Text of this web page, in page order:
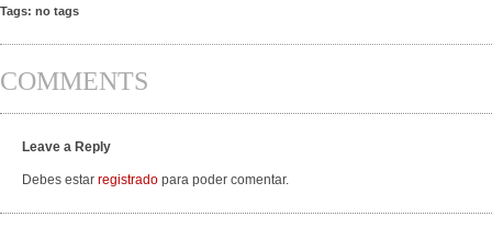
Tags: no tags
COMMENTS
Leave a Reply
Debes estar registrado para poder comentar.